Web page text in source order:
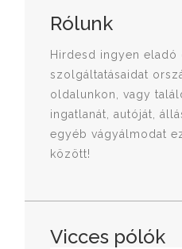
Rólunk
Hirdesd ingyen eladó
szolgáltatásaidat
oldalunkon, vagy
ingatlanát, autóját,
egyéb vágyálmodat
között!
Vicces pólók